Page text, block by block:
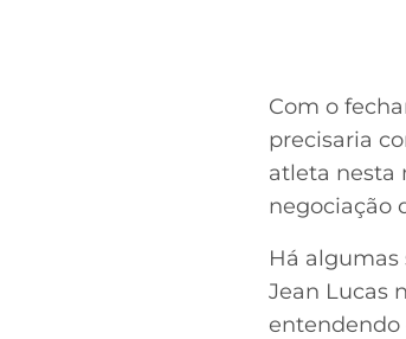
Com o
precisaria
atleta nesta
negociação
Há algumas
Jean Lucas
entendendo